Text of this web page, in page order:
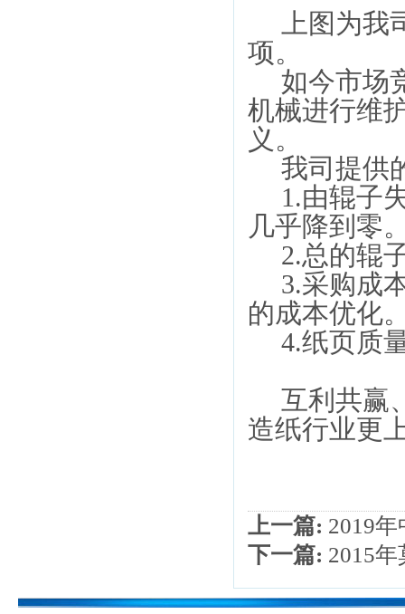
上图为
项。
如今市场
机械进行维
义。
我司提供
1.由辊子
几乎降到零
2.总的辊
3.采购成
的成本优化
4.纸页质
互利共赢
造纸行业更
上一篇: 2019
下一篇: 2015